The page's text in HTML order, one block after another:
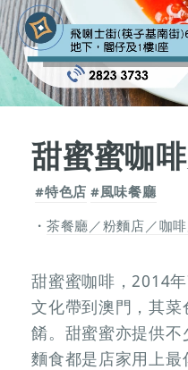
甜蜜蜜咖
#特色店 #風味餐廳
茶餐廳／粉麵店／咖
甜蜜蜜咖啡，2014
文化帶到澳門，其
餚。甜蜜蜜亦提供
麵食都是店家用上